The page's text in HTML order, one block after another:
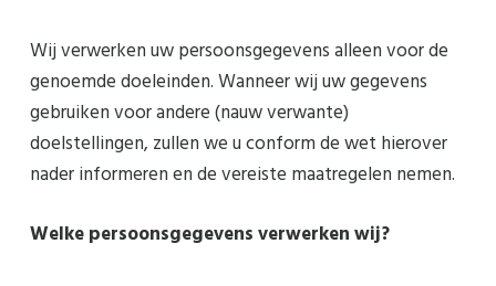
Wij verwerken uw persoonsgegevens alleen voor de
genoemde doeleinden. Wanneer wij uw gegevens
gebruiken voor andere (nauw verwante)
doelstellingen, zullen we u conform de wet hierover
nader informeren en de vereiste maatregelen nemen.
Welke persoonsgegevens verwerken wij?